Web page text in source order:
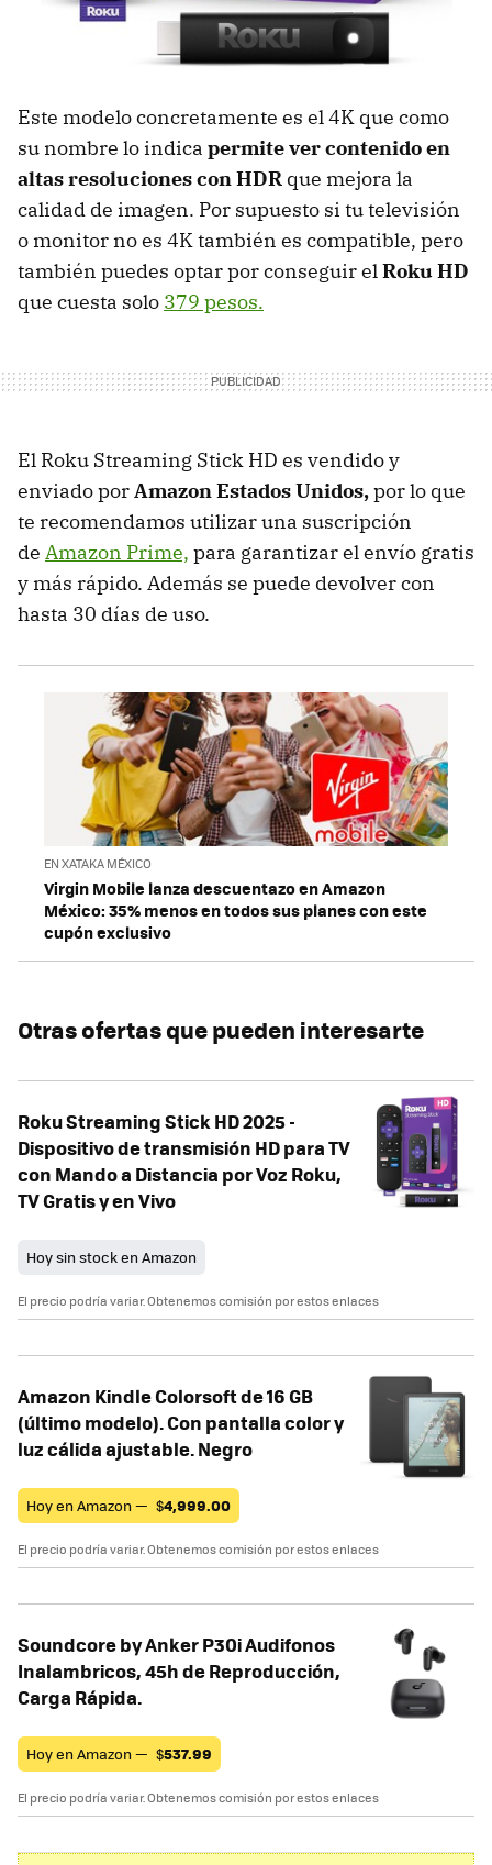
Este modelo concretamente es el 4K que como
su nombre lo indica permite ver contenido en
altas resoluciones con HDR que mejora la
calidad de imagen. Por supuesto si tu televisión
o monitor no es 4K también es compatible, pero
también puedes optar por conseguir elRoku HD
que cuesta solo 379 pesos.
El Roku Streaming Stick HD es vendido y
enviado porAmazon Estados Unidos,por lo que
te recomendamos utilizar una suscripción
de Amazon Prime, para garantizar el envío gratis
y más rápido. Además se puede devolver con
hasta 30 días de uso.
EN XATAKA MÉXICO
Virgin Mobile lanza descuentazo en Amazon
México: 35% menos en todos sus planes con este
cupón exclusivo
Otras ofertas que pueden interesarte
Roku Streaming Stick HD 2025 -
Dispositivo de transmisión HD para TV
con Mando a Distancia por Voz Roku,
TV Gratis y en Vivo
Hoy sin stock en Amazon
El precio podría variar. Obtenemos comisión por estos enlaces
Amazon Kindle Colorsoft de 16 GB
(último modelo). Con pantalla color y
luz cálida ajustable. Negro
Hoy en Amazon — $4,999.00
El precio podría variar. Obtenemos comisión por estos enlaces
Soundcore by Anker P30i Audifonos
Inalambricos, 45h de Reproducción,
Carga Rápida.
Hoy en Amazon — $537.99
El precio podría variar. Obtenemos comisión por estos enlaces